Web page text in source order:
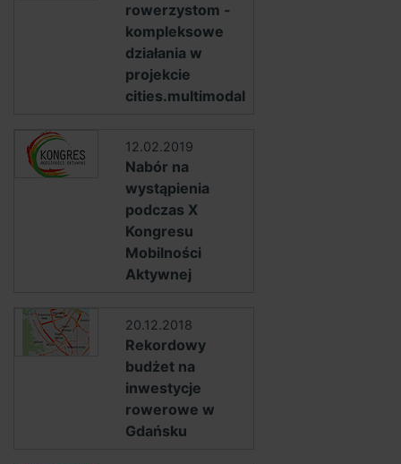
rowerzystom -
kompleksowe
działania w
projekcie
cities.multimodal
12.02.2019
Nabór na
wystąpienia
podczas X
Kongresu
Mobilności
Aktywnej
20.12.2018
Rekordowy
budżet na
inwestycje
rowerowe w
Gdańsku